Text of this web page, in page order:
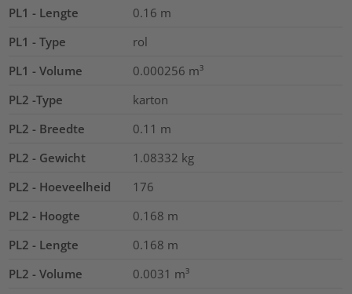
PL1 - Lengte
0.16 m
PL1 - Type
rol
PL1 - Volume
0.000256 m³
PL2 -Type
karton
PL2 - Breedte
0.11 m
PL2 - Gewicht
1.08332 kg
PL2 - Hoeveelheid
176
PL2 - Hoogte
0.168 m
PL2 - Lengte
0.168 m
PL2 - Volume
0.0031 m³